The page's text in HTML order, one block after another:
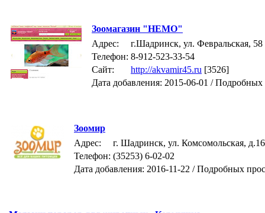
Зоомагазин "НЕМО"
Адрес:
г.Шадринск, ул. Февральская, 58
Телефон: 8-912-523-33-54
Сайт:
http://akvamir45.ru [3526]
Дата добавления: 2015-06-01 /
Зоомир
Адрес:
г. Шадринск, ул. Комсомольская, д.16
Телефон: (35253) 6-02-02
Дата добавления: 2016-11-22 / Подробных